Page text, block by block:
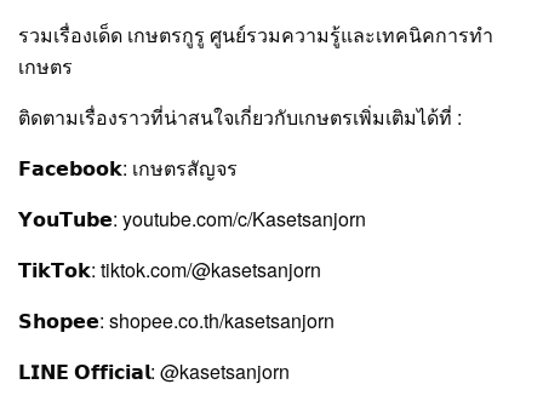
รวมเรื่องเด็ด เกษตรกูรู ศูนย์รวมความรู้และเทคนิคการทำ
เกษตร
ติดตามเรื่องราวที่น่าสนใจเกี่ยวกับเกษตรเพิ่มเติมได้ที่ :
𝗙𝗮𝗰𝗲𝗯𝗼𝗼𝗸: เกษตรสัญจร
𝗬𝗼𝘂𝗧𝘂𝗯𝗲: youtube.com/c/Kasetsanjorn
𝗧𝗶𝗸𝗧𝗼𝗸: tiktok.com/@kasetsanjorn
𝗦𝗵𝗼𝗽𝗲𝗲: shopee.co.th/kasetsanjorn
𝗟𝗜𝗡𝗘 𝗢𝗳𝗳𝗶𝗰𝗶𝗮𝗹: @kasetsanjorn